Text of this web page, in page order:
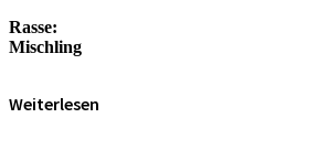
Rasse:
Mischling
Weiterlesen